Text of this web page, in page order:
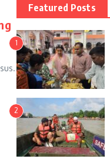
Featured Posts
1
2